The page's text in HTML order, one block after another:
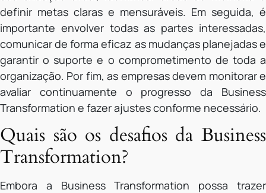
definir metas claras e mensuráveis. Em seguida, é
importante envolver todas as partes interessadas,
comunicar de forma eficaz as mudanças planejadas e
garantir o suporte e o comprometimento de toda a
organização. Por fim, as empresas devem monitorar e
avaliar continuamente o progresso da Business
Transformation e fazer ajustes conforme necessário.
Quais são os desafios da Business
Transformation?
Embora a Business Transformation possa trazer